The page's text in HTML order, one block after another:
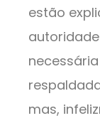
estão
mas,